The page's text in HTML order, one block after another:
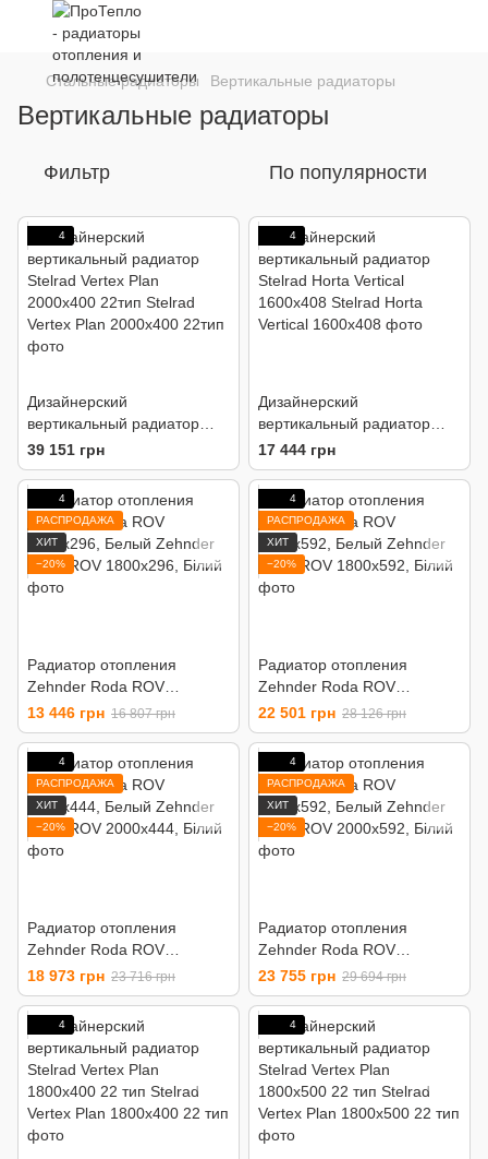
Стальные радиаторы Вертикальные радиаторы
Вертикальные радиаторы
Фильтр По популярности
4
Дизайнерский
вертикальный радиатор
Stelrad Vertex Plan
2000х400 22тип
39 151 грн
4
Дизайнерский
вертикальный радиатор
Stelrad Horta Vertical
1600x408
17 444 грн
4
РАСПРОДАЖА
ХИТ
−20%
Радиатор отопления
Zehnder Roda ROV
1800x296, Белый
13 446 грн 16 807 грн
4
РАСПРОДАЖА
ХИТ
−20%
Радиатор отопления
Zehnder Roda ROV
1800x592, Белый
22 501 грн 28 126 грн
4
РАСПРОДАЖА
ХИТ
−20%
Радиатор отопления
Zehnder Roda ROV
2000x444, Белый
18 973 грн 23 716 грн
4
РАСПРОДАЖА
ХИТ
−20%
Радиатор отопления
Zehnder Roda ROV
2000x592, Белый
23 755 грн 29 694 грн
4 4